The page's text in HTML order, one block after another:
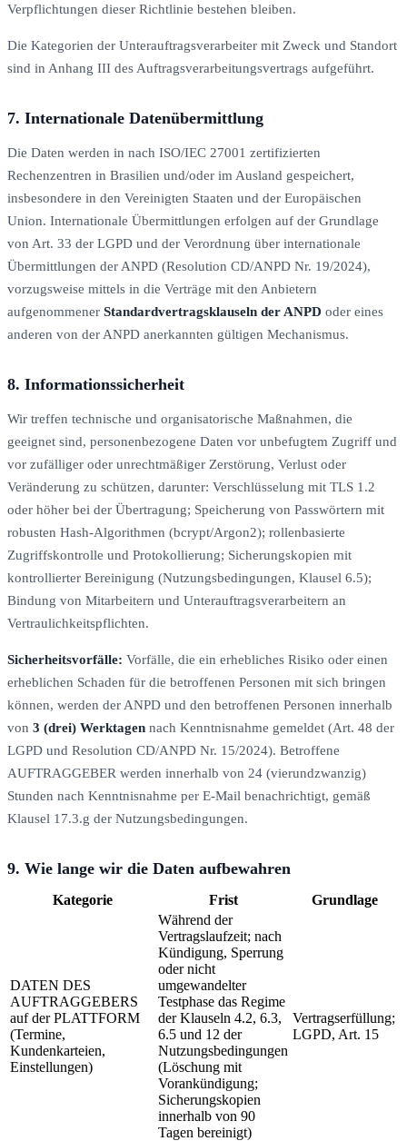
Verpflichtungen dieser Richtlinie bestehen bleiben.
Die Kategorien der Unterauftragsverarbeiter mit Zweck und Standort
sind in Anhang III des Auftragsverarbeitungsvertrags aufgeführt.
7. Internationale Datenübermittlung
Die Daten werden in nach ISO/IEC 27001 zertifizierten
Rechenzentren in Brasilien und/oder im Ausland gespeichert,
insbesondere in den Vereinigten Staaten und der Europäischen
Union. Internationale Übermittlungen erfolgen auf der Grundlage
von Art. 33 der LGPD und der Verordnung über internationale
Übermittlungen der ANPD (Resolution CD/ANPD Nr. 19/2024),
vorzugsweise mittels in die Verträge mit den Anbietern
aufgenommener Standardvertragsklauseln der ANPD oder eines
anderen von der ANPD anerkannten gültigen Mechanismus.
8. Informationssicherheit
Wir treffen technische und organisatorische Maßnahmen, die
geeignet sind, personenbezogene Daten vor unbefugtem Zugriff und
vor zufälliger oder unrechtmäßiger Zerstörung, Verlust oder
Veränderung zu schützen, darunter: Verschlüsselung mit TLS 1.2
oder höher bei der Übertragung; Speicherung von Passwörtern mit
robusten Hash-Algorithmen (bcrypt/Argon2); rollenbasierte
Zugriffskontrolle und Protokollierung; Sicherungskopien mit
kontrollierter Bereinigung (Nutzungsbedingungen, Klausel 6.5);
Bindung von Mitarbeitern und Unterauftragsverarbeitern an
Vertraulichkeitspflichten.
Sicherheitsvorfälle: Vorfälle, die ein erhebliches Risiko oder einen
erheblichen Schaden für die betroffenen Personen mit sich bringen
können, werden der ANPD und den betroffenen Personen innerhalb
von 3 (drei) Werktagen nach Kenntnisnahme gemeldet (Art. 48 der
LGPD und Resolution CD/ANPD Nr. 15/2024). Betroffene
AUFTRAGGEBER werden innerhalb von 24 (vierundzwanzig)
Stunden nach Kenntnisnahme per E-Mail benachrichtigt, gemäß
Klausel 17.3.g der Nutzungsbedingungen.
9. Wie lange wir die Daten aufbewahren
Kategorie Frist Grundlage
DATEN DES
AUFTRAGGEBERS
auf der PLATTFORM
(Termine,
Kundenkarteien,
Einstellungen)
Während der
Vertragslaufzeit; nach
Kündigung, Sperrung
oder nicht
umgewandelter
Testphase das Regime
der Klauseln 4.2, 6.3,
6.5 und 12 der
Nutzungsbedingungen
(Löschung mit
Vorankündigung;
Sicherungskopien
innerhalb von 90
Tagen bereinigt)
Vertragserfüllung;
LGPD, Art. 15